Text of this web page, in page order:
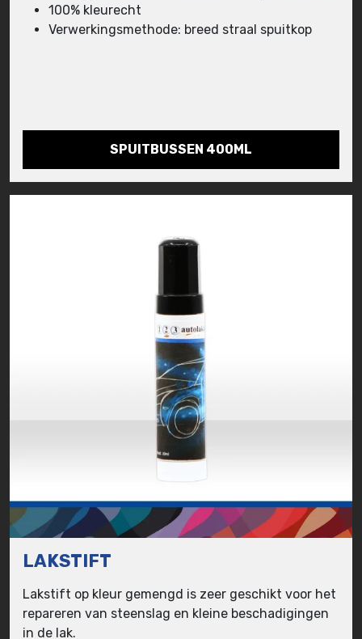
100% kleurecht
Verwerkingsmethode: breed straal spuitkop
SPUITBUSSEN 400ML
LAKSTIFT
Lakstift op kleur gemengd is zeer geschikt voor het
repareren van steenslag en kleine beschadigingen
in de lak.